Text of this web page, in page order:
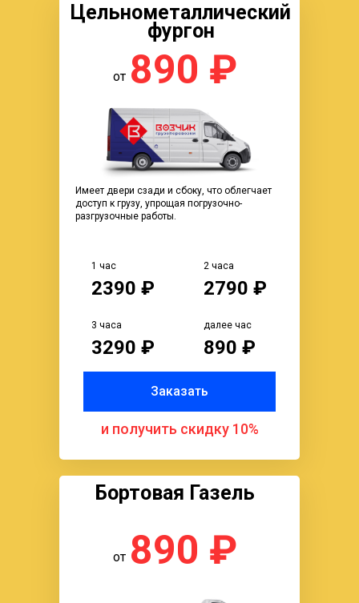
Цельнометаллический
фургон
890 ₽
Имеет двери сзади и сбоку, что облегчает
доступ к грузу, упрощая погрузочно-
разгрузочные работы.
от
2390 ₽
Заказать
2790 ₽
2 часа
3290 ₽
3 часа
890 ₽
далее час
и получить скидку 10%
1 час
Бортовая Газель
890 ₽
от